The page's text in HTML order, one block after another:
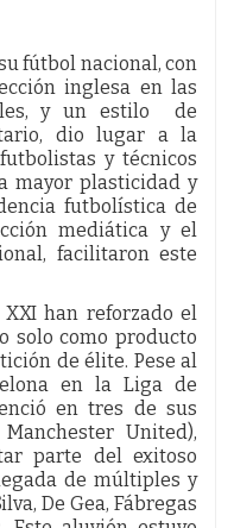
fútbol nacional, con
inglesa en las
y un estilo de
dio lugar a la
y técnicos
mayor plasticidad y
futbolística de
mediática y el
facilitaron este
han reforzado el
solo como producto
de élite. Pese al
en la Liga de
en tres de sus
United),
parte del exitoso
de múltiples y
De Gea, Fábregas